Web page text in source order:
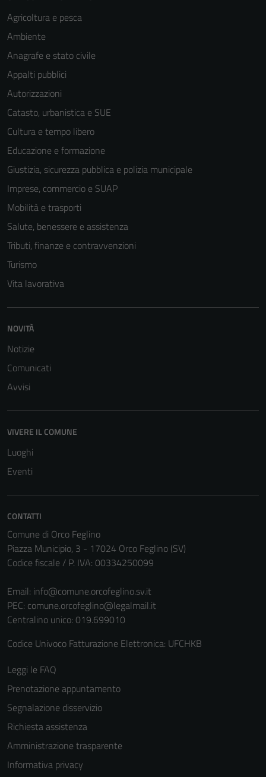
Agricoltura e pesca
Ambiente
Anagrafe e stato civile
Appalti pubblici
Autorizzazioni
Catasto, urbanistica e SUE
Cultura e tempo libero
Educazione e formazione
Giustizia, sicurezza pubblica e polizia municipale
Imprese, commercio e SUAP
Mobilità e trasporti
Salute, benessere e assistenza
Tributi, finanze e contravvenzioni
Turismo
Vita lavorativa
NOVITÀ
Notizie
Comunicati
Avvisi
VIVERE IL COMUNE
Luoghi
Eventi
CONTATTI
Comune di Orco Feglino
Piazza Municipio, 3 - 17024 Orco Feglino (SV)
Codice fiscale / P. IVA: 00334250099
Email: info@comune.orcofeglino.sv.it
PEC: comune.orcofeglino@legalmail.it
Centralino unico: 019.699010
Codice Univoco Fatturazione Elettronica: UFCHKB
Leggi le FAQ
Prenotazione appuntamento
Segnalazione disservizio
Richiesta assistenza
Amministrazione trasparente
Informativa privacy
per il
funzionamento
essere
non raccolgono